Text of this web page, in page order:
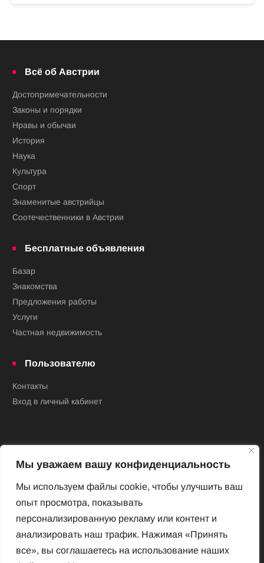
Мы уважаем вашу конфиденциальность
Мы используем файлы cookie, чтобы улучшить ваш
опыт просмотра, показывать
персонализированную рекламу или контент и
анализировать наш трафик. Нажимая «Принять
все», вы соглашаетесь на использование наших
Всё об Австрии
Достопримечательности
Законы и порядки
Нравы и обычаи
История
Наука
Культура
Спорт
Знаменитые австрийцы
Соотечественники в Австрии
Бесплатные объявления
Базар
Знакомства
Предложения работы
Услуги
Частная недвижимость
Пользователю
Контакты
Вход в личный кабинет
Новый Венский журнал
Архив номеров